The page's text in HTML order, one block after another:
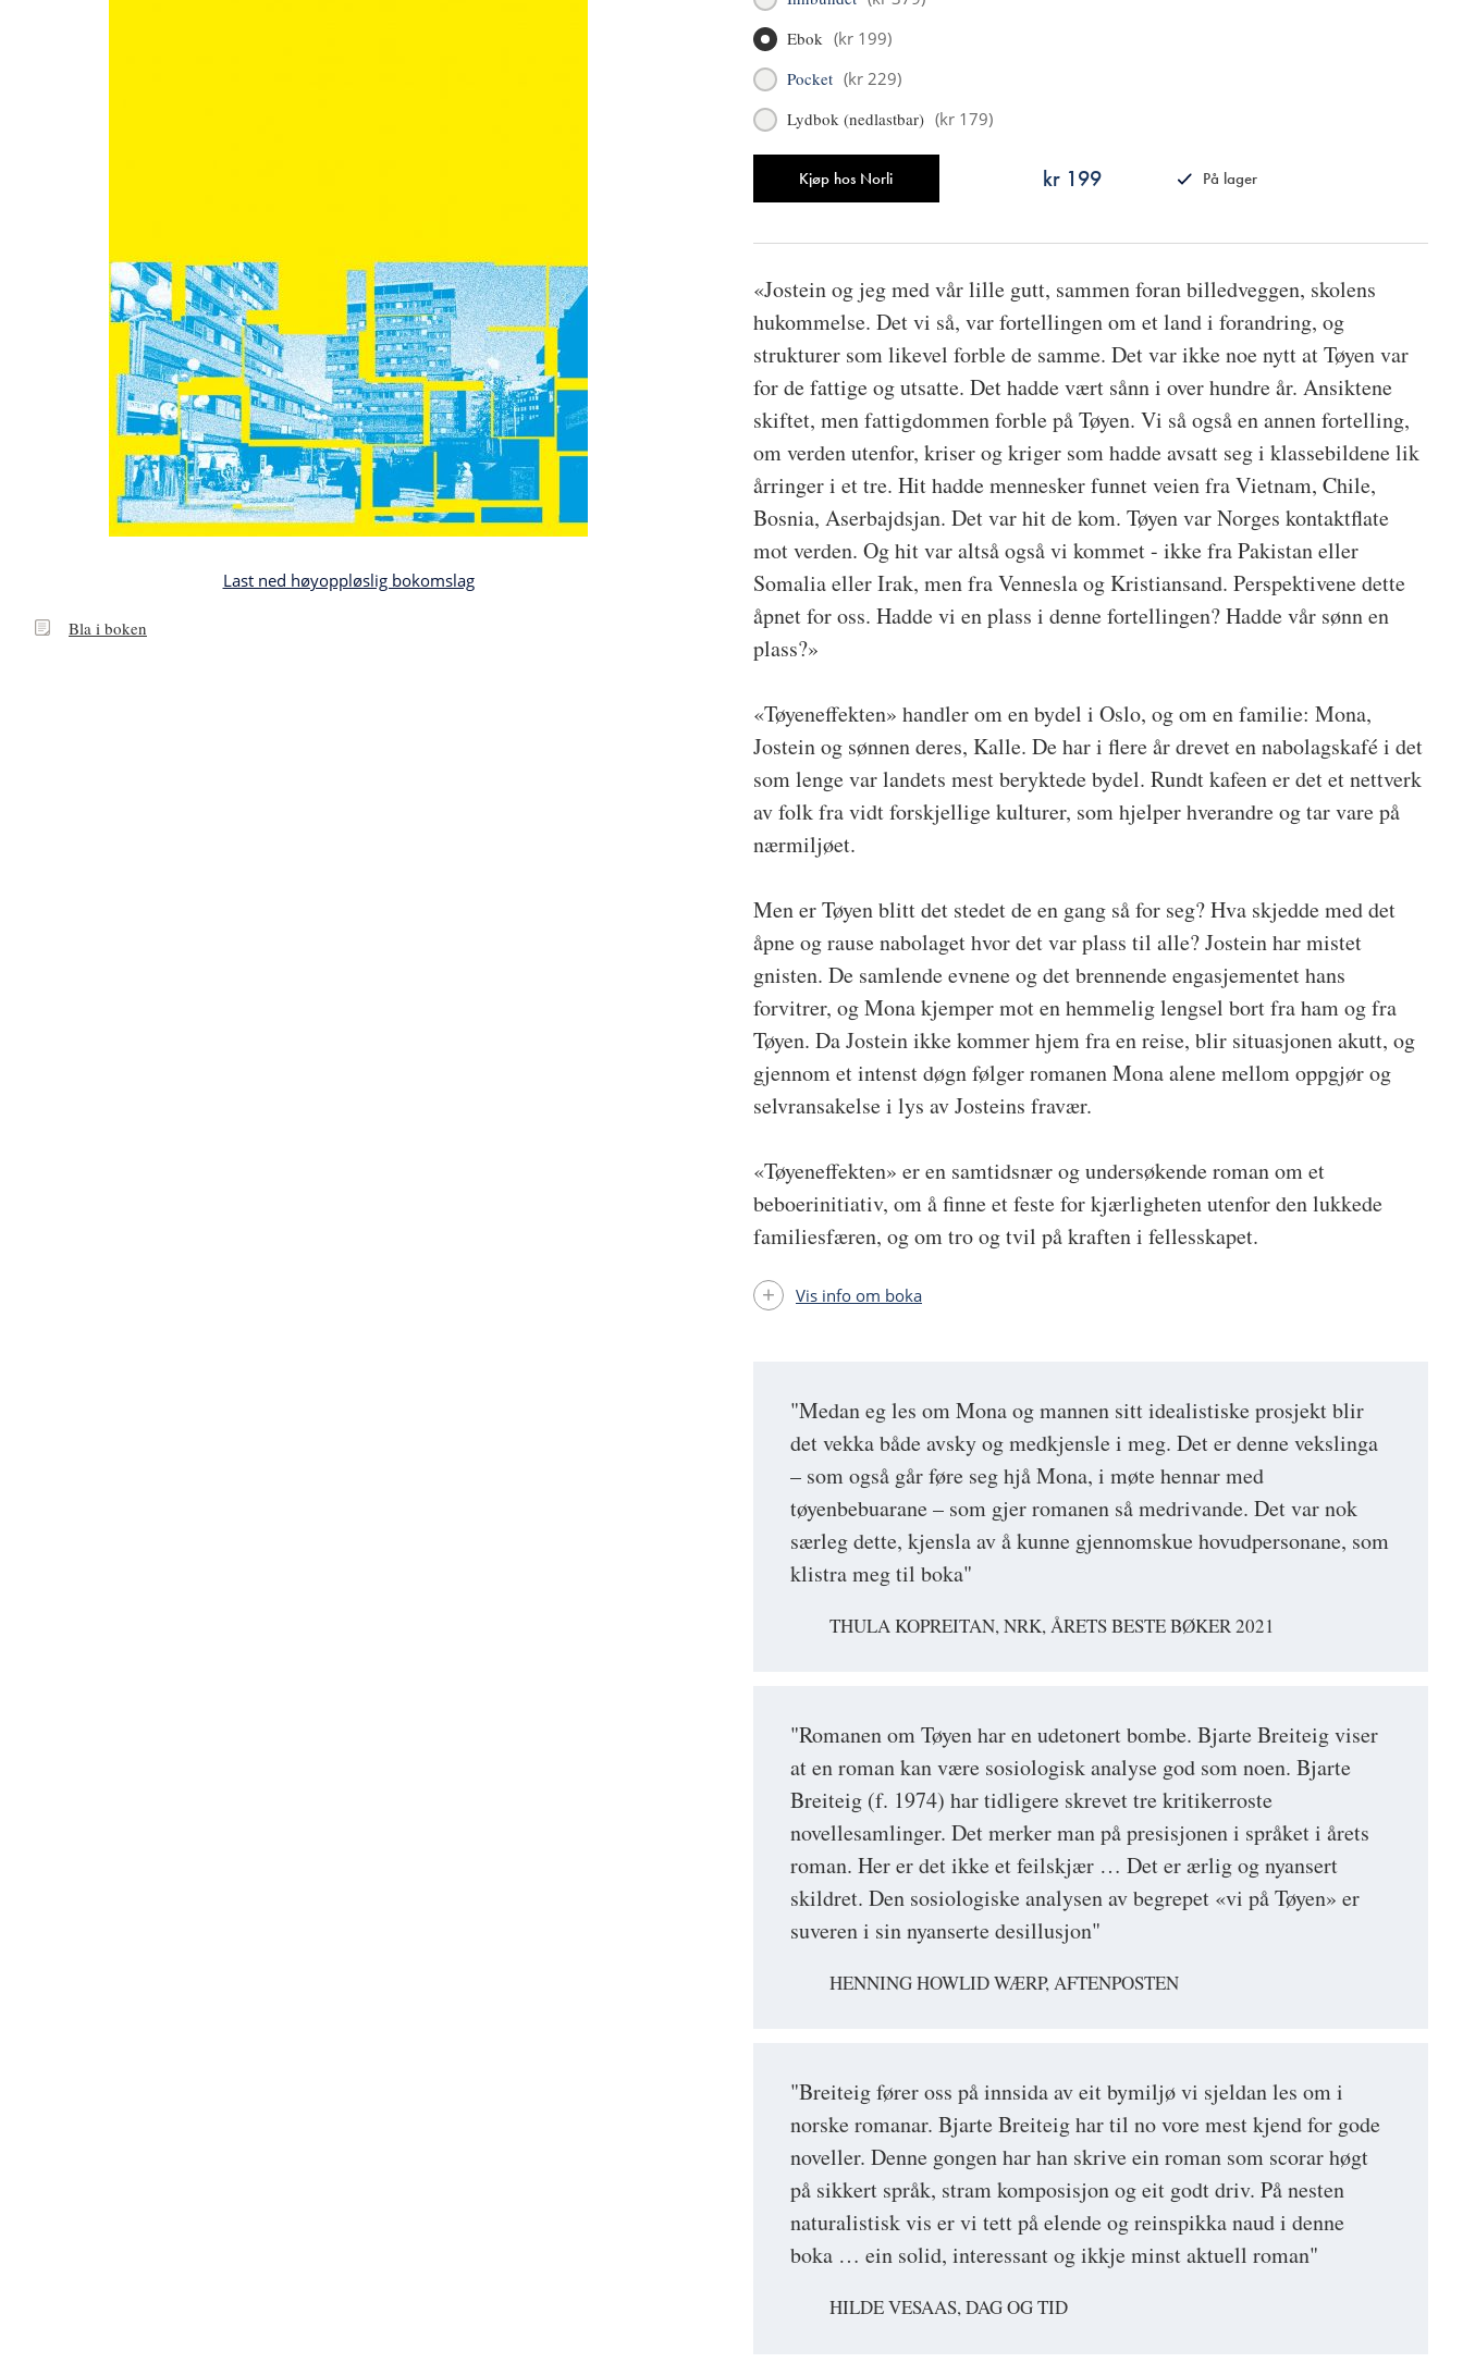
Last ned høyoppløslig bokomslag
BlaBla i boken
Ebok (kr 199)
Pocket (kr 229)
Lydbok (nedlastbar) (kr 179)
Kjøp hos Norli kr 199
På lager
"Medan eg les om Mona og mannen sitt idealistiske prosjekt blir
det vekka både avsky og medkjensle i meg. Det er denne vekslinga
– som også går føre seg hjå Mona, i møte hennar med
tøyenbebuarane – som gjer romanen så medrivande. Det var nok
særleg dette, kjensla av å kunne gjennomskue hovudpersonane, som
klistra meg til boka"
THULA KOPREITAN, NRK, ÅRETS BESTE BØKER 2021
"Romanen om Tøyen har en udetonert bombe. Bjarte Breiteig viser
at en roman kan være sosiologisk analyse god som noen. Bjarte
Breiteig (f. 1974) har tidligere skrevet tre kritikerroste
novellesamlinger. Det merker man på presisjonen i språket i årets
roman. Her er det ikke et feilskjær … Det er ærlig og nyansert
skildret. Den sosiologiske analysen av begrepet «vi på Tøyen» er
suveren i sin nyanserte desillusjon"
HENNING HOWLID WÆRP, AFTENPOSTEN
"Breiteig fører oss på innsida av eit bymiljø vi sjeldan les om i
norske romanar. Bjarte Breiteig har til no vore mest kjend for gode
noveller. Denne gongen har han skrive ein roman som scorar høgt
på sikkert språk, stram komposisjon og eit godt driv. På nesten
naturalistisk vis er vi tett på elende og reinspikka naud i denne
boka … ein solid, interessant og ikkje minst aktuell roman"
HILDE VESAAS, DAG OG TID
«Jostein og jeg med vår lille gutt, sammen foran billedveggen, skolens
hukommelse. Det vi så, var fortellingen om et land i forandring, og
strukturer som likevel forble de samme. Det var ikke noe nytt at Tøyen var
for de fattige og utsatte. Det hadde vært sånn i over hundre år. Ansiktene
skiftet, men fattigdommen forble på Tøyen. Vi så også en annen fortelling,
om verden utenfor, kriser og kriger som hadde avsatt seg i klassebildene lik
årringer i et tre. Hit hadde mennesker funnet veien fra Vietnam, Chile,
Bosnia, Aserbajdsjan. Det var hit de kom. Tøyen var Norges kontaktflate
mot verden. Og hit var altså også vi kommet - ikke fra Pakistan eller
Somalia eller Irak, men fra Vennesla og Kristiansand. Perspektivene dette
åpnet for oss. Hadde vi en plass i denne fortellingen? Hadde vår sønn en
plass?»
«Tøyeneffekten» handler om en bydel i Oslo, og om en familie: Mona,
Jostein og sønnen deres, Kalle. De har i flere år drevet en nabolagskafé i det
som lenge var landets mest beryktede bydel. Rundt kafeen er det et nettverk
av folk fra vidt forskjellige kulturer, som hjelper hverandre og tar vare på
nærmiljøet.
Men er Tøyen blitt det stedet de en gang så for seg? Hva skjedde med det
åpne og rause nabolaget hvor det var plass til alle? Jostein har mistet
gnisten. De samlende evnene og det brennende engasjementet hans
forvitrer, og Mona kjemper mot en hemmelig lengsel bort fra ham og fra
Tøyen. Da Jostein ikke kommer hjem fra en reise, blir situasjonen akutt, og
gjennom et intenst døgn følger romanen Mona alene mellom oppgjør og
selvransakelse i lys av Josteins fravær.
«Tøyeneffekten» er en samtidsnær og undersøkende roman om et
beboerinitiativ, om å finne et feste for kjærligheten utenfor den lukkede
familiesfæren, og om tro og tvil på kraften i fellesskapet.
Vis info om boka